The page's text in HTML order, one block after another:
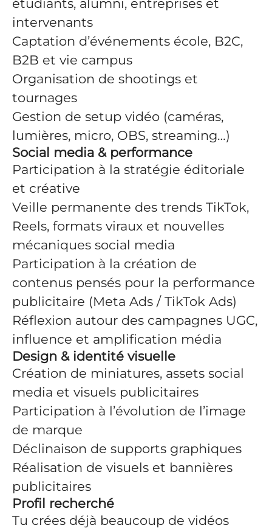
étudiants, alumni, entreprises et
intervenants
Captation d’événements école, B2C,
B2B et vie campus
Organisation de shootings et
tournages
Gestion de setup vidéo (caméras,
lumières, micro, OBS, streaming…)
Social media & performance
Participation à la stratégie éditoriale
et créative
Veille permanente des trends TikTok,
Reels, formats viraux et nouvelles
mécaniques social media
Participation à la création de
contenus pensés pour la performance
publicitaire (Meta Ads / TikTok Ads)
Réflexion autour des campagnes UGC,
influence et amplification média
Design & identité visuelle
Création de miniatures, assets social
media et visuels publicitaires
Participation à l’évolution de l’image
de marque
Déclinaison de supports graphiques
Réalisation de visuels et bannières
publicitaires
Profil recherché
Tu crées déjà beaucoup de vidéos